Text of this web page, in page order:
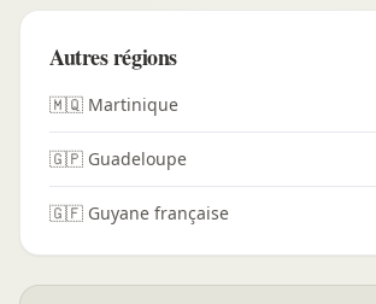
Autres régions
🇲🇶 Martinique
🇬🇵 Guadeloupe
🇬🇫 Guyane française